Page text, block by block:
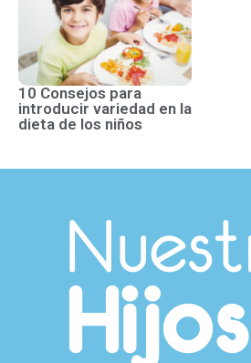
10 Consejos para
introducir variedad en la
dieta de los niños